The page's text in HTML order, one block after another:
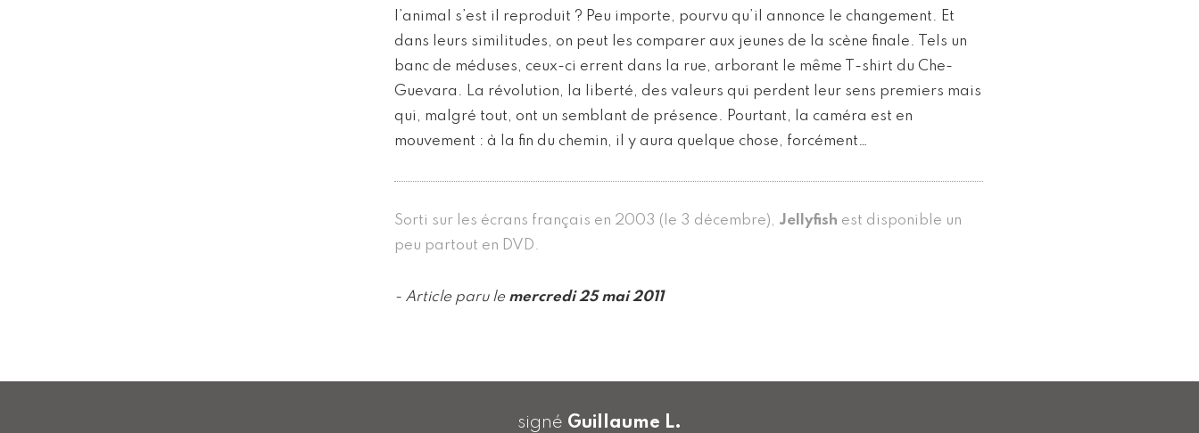
l’animal s’est il reproduit ? Peu importe, pourvu qu’il annonce le changement. Et
dans leurs similitudes, on peut les comparer aux jeunes de la scène finale. Tels un
banc de méduses, ceux-ci errent dans la rue, arborant le même T-shirt du Che-
Guevara. La révolution, la liberté, des valeurs qui perdent leur sens premiers mais
qui, malgré tout, ont un semblant de présence. Pourtant, la caméra est en
mouvement : à la fin du chemin, il y aura quelque chose, forcément…
Sorti sur les écrans français en 2003 (le 3 décembre), Jellyfish est disponible un
peu partout en DVD.
- Article paru le mercredi 25 mai 2011
signé Guillaume L.